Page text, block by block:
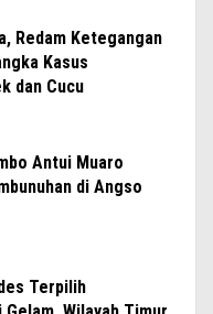
Redam Ketegangan
Kasus
dan Cucu
Antui Muaro
di Angso
Terpilih